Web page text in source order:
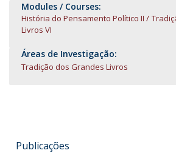
Modules / Courses:
História do Pensamento Político II
Livros VI
Áreas de Investigação:
Tradição dos Grandes Livros
Publicações